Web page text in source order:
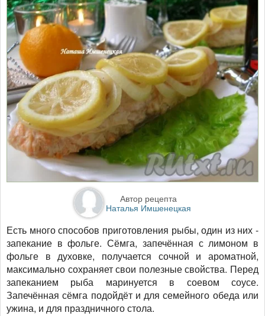
Автор рецепта
Наталья Имшенецкая
Есть много способов приготовления рыбы, один из них -
запекание в фольге. Сёмга, запечённая с лимоном в
фольге в духовке, получается сочной и ароматной,
максимально сохраняет свои полезные свойства. Перед
запеканием рыба маринуется в соевом соусе.
Запечённая сёмга подойдёт и для семейного обеда или
ужина, и для праздничного стола.